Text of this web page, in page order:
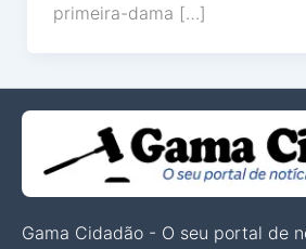
primeira-dama […]
Gama Cidadão - O seu portal de